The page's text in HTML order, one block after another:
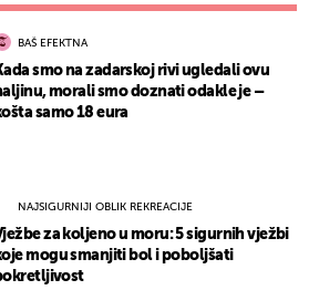
BAŠ EFEKTNA
smo na zadarskoj rivi ugledali ovu
morali smo doznati odakle je –
samo 18 eura
NAJSIGURNIJI OBLIK REKREACIJE
za koljeno u moru: 5 sigurnih vježbi
mogu smanjiti bol i poboljšati